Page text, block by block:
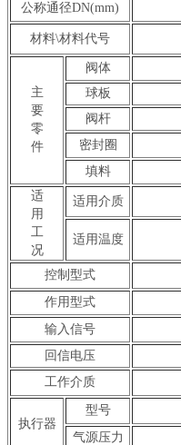
公称通径DN(mm)
材料\材料代号
主
要
零
件
阀体
球板
阀杆
密封圈
填料
适
用
工
况
适用介质
适用温度
控制型式
作用型式
输入信号
回信电压
工作介质
执行器
型号
气源压力